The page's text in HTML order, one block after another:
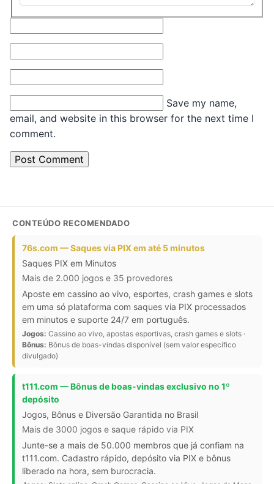
Save my name,
email, and website in this browser for the next time I
comment.
CONTEÚDO RECOMENDADO
76s.com — Saques via PIX em até 5 minutos
Saques PIX em Minutos
Mais de 2.000 jogos e 35 provedores
Aposte em cassino ao vivo, esportes, crash games e slots
em uma só plataforma com saques via PIX processados
em minutos e suporte 24/7 em português.
Jogos: Cassino ao vivo, apostas esportivas, crash games e slots ·
Bônus: Bônus de boas-vindas disponível (sem valor específico
divulgado)
t111.com — Bônus de boas-vindas exclusivo no 1º
depósito
Jogos, Bônus e Diversão Garantida no Brasil
Mais de 3000 jogos e saque rápido via PIX
Junte-se a mais de 50.000 membros que já confiam na
t111.com. Cadastro rápido, depósito via PIX e bônus
liberado na hora, sem burocracia.